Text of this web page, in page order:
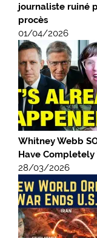
journaliste ruiné
procès
01/04/2026
Whitney Webb
Have Completely
28/03/2026